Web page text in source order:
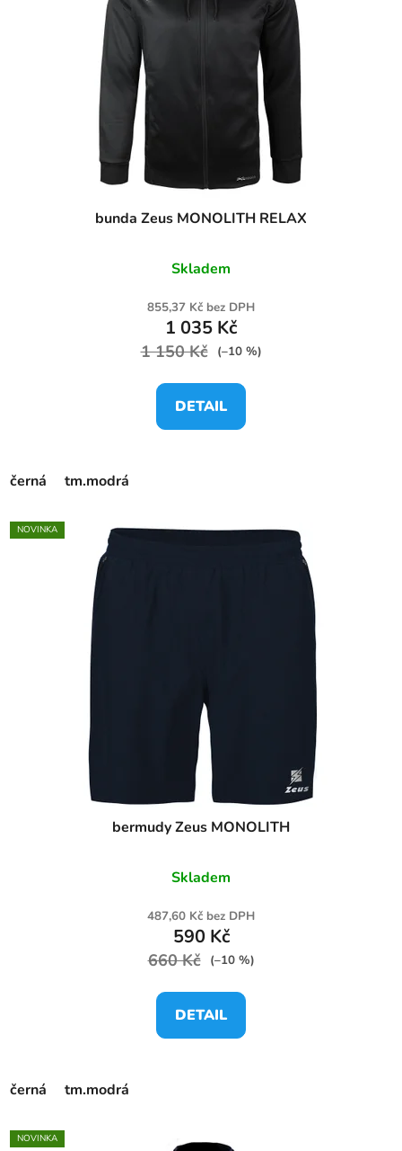
bunda Zeus MONOLITH RELAX
Skladem
855,37 Kč bez DPH
1 035 Kč
1 150 Kč (–10 %)
DETAIL
černá tm.modrá
NOVINKA
bermudy Zeus MONOLITH
Skladem
487,60 Kč bez DPH
590 Kč
660 Kč (–10 %)
DETAIL
černá tm.modrá
NOVINKA